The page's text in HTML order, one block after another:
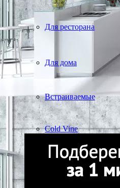
Для ресторана
Для дома
Встраиваемые
Cold Vine